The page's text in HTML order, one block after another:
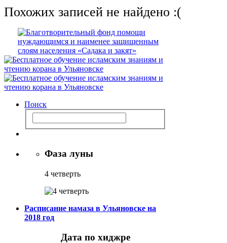
Похожих записей не найдено :(
Поиск
Фаза луны
4 четверть
Расписание намаза в Ульяновске на
2018 год
Дата по хиджре